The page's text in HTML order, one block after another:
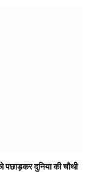
दुनिया की चौथी